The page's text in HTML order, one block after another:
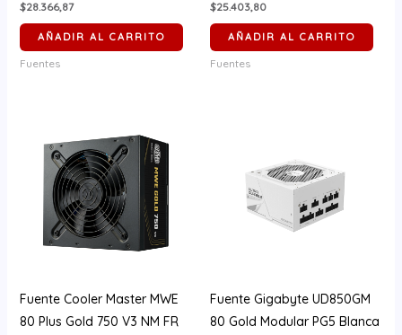
$28.366,87
AÑADIR AL CARRITO
Fuentes
$25.403,80
AÑADIR AL CARRITO
Fuentes
Fuente Cooler Master MWE
80 Plus Gold 750 V3 NM FR
Fuente Gigabyte UD850GM
80 Gold Modular PG5 Blanca